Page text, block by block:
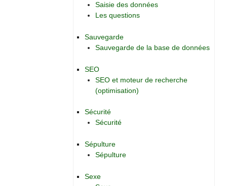
Saisie des données
Les questions
Sauvegarde
Sauvegarde de la base de données
SEO
SEO et moteur de recherche
(optimisation)
Sécurité
Sécurité
Sépulture
Sépulture
Sexe